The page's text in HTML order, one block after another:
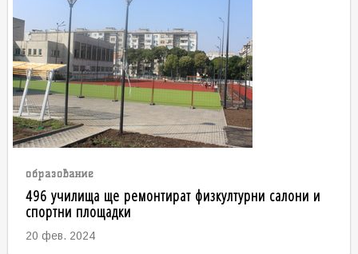
образование
496 училища ще ремонтират физкултурни салони и
спортни площадки
20 фев. 2024